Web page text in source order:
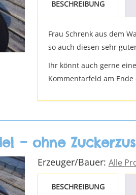
BESCHREIBUNG
Frau Schrenk aus dem
so auch diesen sehr
Ihr könnt auch gerne
Kommentarfeld am
– ohne
Erzeuger/Bauer: Alle
BESCHREIBUNG